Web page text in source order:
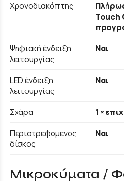
Χρονοδιακόπτης
Touch
Ψηφιακή ένδειξη
λειτουργίας
Ναι
LED ένδειξη
λειτουργίας
Ναι
Σχάρα
1 ×
Περιστρεφόμενος
δίσκος
Ναι
Μικροκύματα /